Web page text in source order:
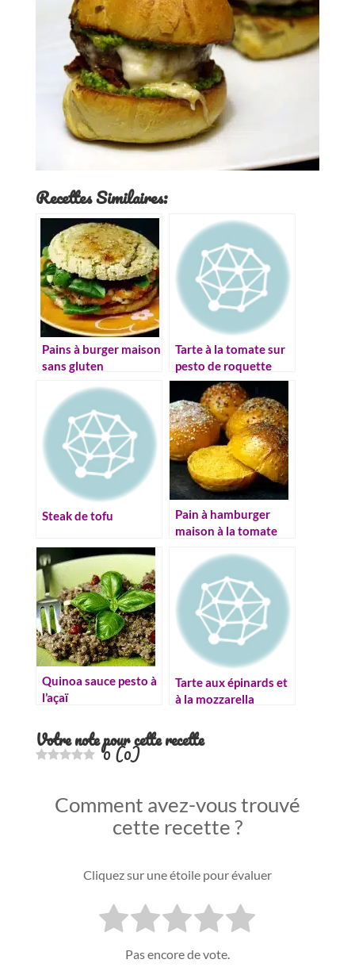
Recettes Similaires:
Pains à burger maison
sans gluten
Tarte à la tomate sur
pesto de roquette
Steak de tofu
Pain à hamburger
maison à la tomate
Quinoa sauce pesto à
l’açaï
Tarte aux épinards et
à la mozzarella
Votre note pour cette recette
0(0)
Comment avez-vous trouvé
cette recette ?
Cliquez sur une étoile pour évaluer
Pas encore de vote.